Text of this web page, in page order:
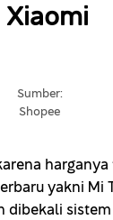
Xiaomi
Sumber:
Shopee
yakni Mi
dibekali